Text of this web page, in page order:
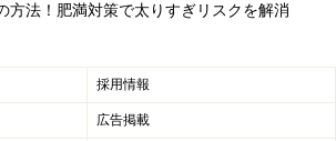
満につながるわけです。
少ないですが、甲状腺機能低下症や
高脂血症などの病気が原因で肥満に
方法！肥満対策で太りすぎリスクを解消
採用情報
広告掲載